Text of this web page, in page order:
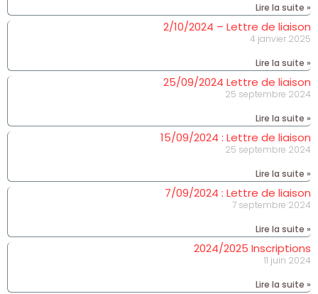
Lire la suite »
2/10/2024 – Lettre de liaison
4 janvier 2025
Lire la suite »
25/09/2024 Lettre de liaison
25 septembre 2024
Lire la suite »
15/09/2024 : Lettre de liaison
25 septembre 2024
Lire la suite »
7/09/2024 : Lettre de liaison
7 septembre 2024
Lire la suite »
2024/2025 Inscriptions
11 juin 2024
Lire la suite »